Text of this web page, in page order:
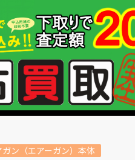
ン（エアーガン）本体